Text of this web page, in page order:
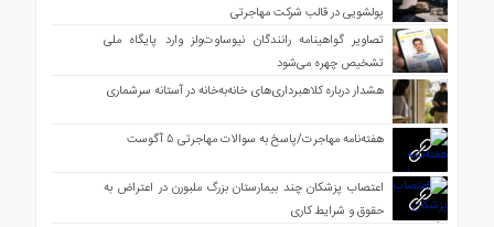
پولشویی در قالب شرکت مهاجرتی
تصاویر گواهینامه رانندگان نیوساوت‌ولز وارد پایگاه ملی
تشخیص چهره می‌شود
هشدار درباره کلاهبرداری‌های خانه‌به‌خانه در آستانه سرشماری
هفته‌نامه مهاجرت/پاسخ به سوالات مهاجرتی ۵ آگوست
اعتصاب پزشکان چند بیمارستان بزرگ ملبورن در اعتراض به
حقوق و شرایط کاری